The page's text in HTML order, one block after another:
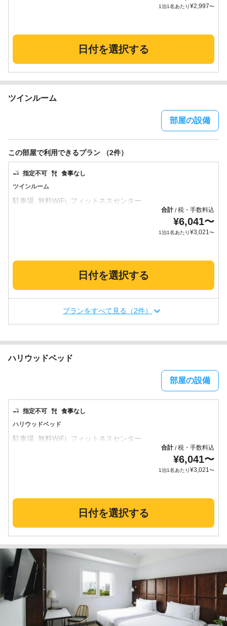
1泊1名あたり¥2,997〜
日付を選択する
ツインルーム
部屋の設備
この部屋で利用できるプラン （2件）
ツインルーム
指定不可 食事なし
合計/税・手数料込
¥6,041〜
1泊1名あたり¥3,021〜
日付を選択する
プランをすべて見る（2件）
ハリウッドベッド
部屋の設備
ハリウッドベッド
指定不可 食事なし
合計/税・手数料込
¥6,041〜
1泊1名あたり¥3,021〜
日付を選択する